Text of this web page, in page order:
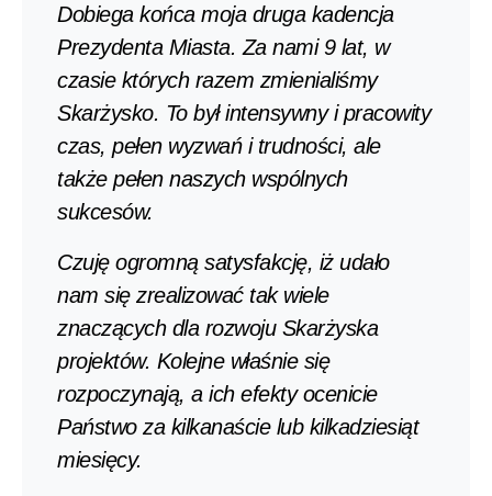
Dobiega końca moja druga kadencja
Prezydenta Miasta. Za nami 9 lat, w
czasie których razem zmienialiśmy
Skarżysko. To był intensywny i pracowity
czas, pełen wyzwań i trudności, ale
także pełen naszych wspólnych
sukcesów.
Czuję ogromną satysfakcję, iż udało
nam się zrealizować tak wiele
znaczących dla rozwoju Skarżyska
projektów. Kolejne właśnie się
rozpoczynają, a ich efekty ocenicie
Państwo za kilkanaście lub kilkadziesiąt
miesięcy.